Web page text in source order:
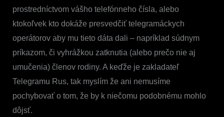
prostredníctvom vášho telefónneho čísla, alebo
ktokoľvek kto dokáže presvedčiť telegramáckych
operátorov aby mu tieto dáta dali – napríklad súdnym
príkazom, či vyhrážkou zatknutia (alebo prečo nie aj
umučenia) členov rodiny. A keďže je zakladateľ
Telegramu Rus, tak myslím že ani nemusíme
pochybovať o tom, že by k niečomu podobnému mohlo
dôjsť.